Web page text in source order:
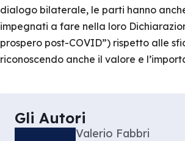
dialogo bilaterale, le parti hanno
impegnati a fare nella loro
prospero post-COVID”) rispetto alle
riconoscendo anche il valore e
Gli Autori
Valerio Fabbri